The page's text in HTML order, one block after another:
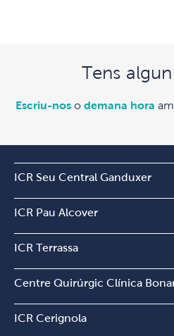
Tens
Escriu-noso demana hora
ICR Seu Central Ganduxer
ICR Pau Alcover
ICR Terrassa
Centre Quirúrgic Clínica
ICR Cerignola